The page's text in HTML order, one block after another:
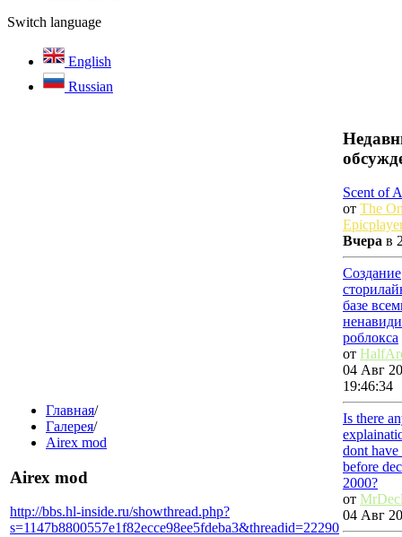
Switch language
English
Russian
Главная/
Галерея/
Airex mod
Airex mod
http://bbs.hl-inside.ru/showthread.php?
s=1147b8800557e1f82ecce98ee5fdeba3&threadid=22290
Scent of
от The
Вчера в
Создание
базе
роблокса
от
04 Авг
19:46:34
Is there
dont
before
2000?
от
04 Авг